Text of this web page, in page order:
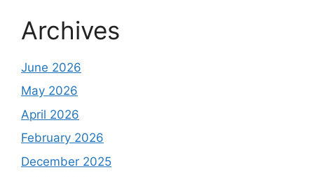
Archives
June 2026
May 2026
April 2026
February 2026
December 2025